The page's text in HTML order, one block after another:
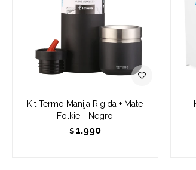
Kit Termo Manija Rigida + Mate
Folkie - Negro
$ 1.990